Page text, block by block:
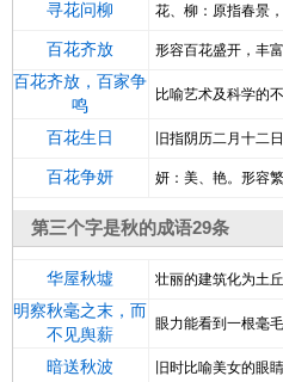
寻花问柳 花、柳：原指春景
百花齐放 形容百花盛开，丰
百花齐放，百家争
鸣
比喻艺术及科学的
百花生日 旧指阴历二月十二
百花争妍 妍：美、艳。形容
第三个字是秋的成语29条
华屋秋墟 壮丽的建筑化为土
明察秋毫之末，而
不见舆薪
眼力能看到一根毫
暗送秋波 旧时比喻美女的眼